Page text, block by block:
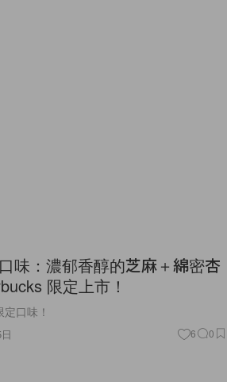
味：濃郁香醇的芝麻＋綿密杏
限定上市！
口味！
6 0